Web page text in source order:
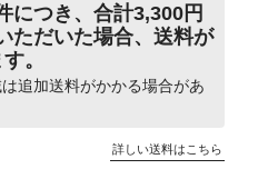
につき、合計3,300円
ただいた場合、送料が
。
追加送料がかかる場合があ
詳しい送料はこちら